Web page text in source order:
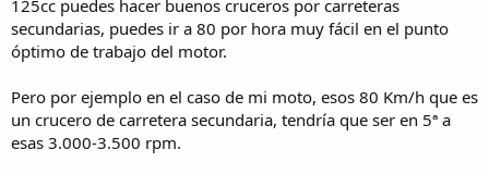
125cc puedes hacer buenos cruceros por carreteras
secundarias, puedes ir a 80 por hora muy fácil en el punto
óptimo de trabajo del motor.
Pero por ejemplo en el caso de mi moto, esos 80 Km/h que es
un crucero de carretera secundaria, tendría que ser en 5ª a
esas 3.000-3.500 rpm.